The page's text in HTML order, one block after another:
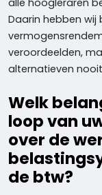
alle hoogleraren
Daarin hebben
veroordeelden,
alternatieven
Welk
loop van
over de
de btw?